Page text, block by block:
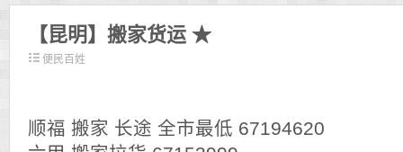
【昆明】搬家货运 ★
便民百姓
顺福 搬家 长途 全市最低 67194620